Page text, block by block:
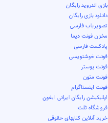
بازی اندروید رایگان
دانلود بازی رایگان
تصویریاب فارسی
مخزن فونت دیما
پادکست فارسی
فونت خوشنویسی
فونت پوستر
فونت متون
فونت اینستاگرام
اپلیکیشن رایگان ایرانی ایفون
فروشگاه ثلث
خرید آنلاین کتابهای حقوقی